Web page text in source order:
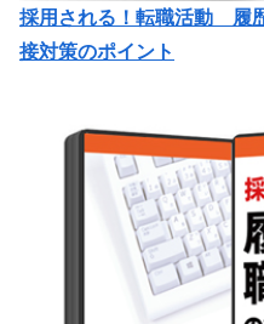
採用される！転職活動 履
接対策のポイント